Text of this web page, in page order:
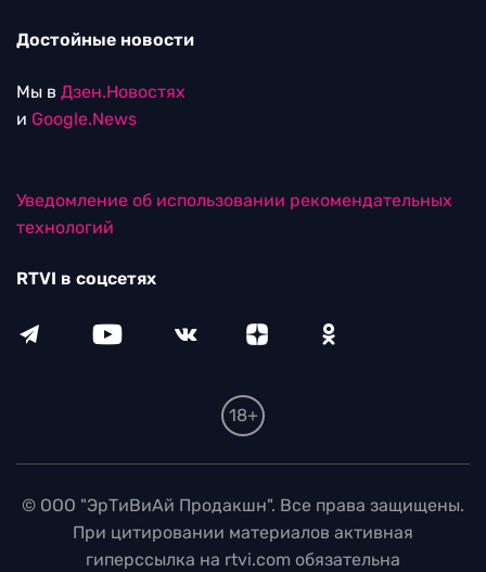
Достойные новости
Мы в Дзен.Новостях
и Google.News
Уведомление об использовании рекомендательных
технологий
RTVI в соцсетях
18+
© ООО "ЭрТиВиАй Продакшн". Все права защищены.
При цитировании материалов активная
гиперссылка на rtvi.com обязательна